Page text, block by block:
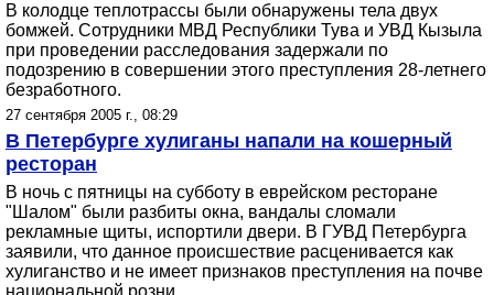
В колодце теплотрассы были обнаружены тела двух
бомжей. Сотрудники МВД Республики Тува и УВД Кызыла
при проведении расследования задержали по
подозрению в совершении этого преступления 28-летнего
безработного.
27 сентября 2005 г., 08:29
В Петербурге хулиганы напали на кошерный
ресторан
В ночь с пятницы на субботу в еврейском ресторане
"Шалом" были разбиты окна, вандалы сломали
рекламные щиты, испортили двери. В ГУВД Петербурга
заявили, что данное происшествие расценивается как
хулиганство и не имеет признаков преступления на почве
национальной розни.